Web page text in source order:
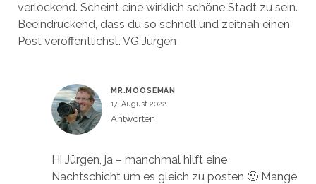
verlockend. Scheint eine wirklich schöne Stadt zu sein.
Beeindruckend, dass du so schnell und zeitnah einen
Post veröffentlichst. VG Jürgen
MR.MOOSEMAN
17. August 2022
Antworten
Hi Jürgen, ja – manchmal hilft eine
Nachtschicht um es gleich zu posten 🙂 Mange